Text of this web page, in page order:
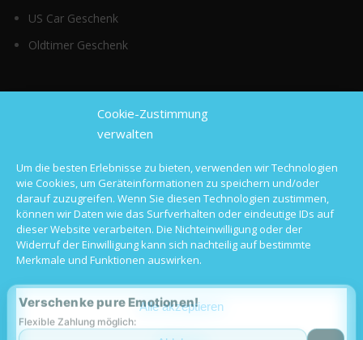
Cookie-Zustimmung
verwalten
Um die besten Erlebnisse zu bieten, verwenden wir Technologien
wie Cookies, um Geräteinformationen zu speichern und/oder
darauf zuzugreifen. Wenn Sie diesen Technologien zustimmen,
können wir Daten wie das Surfverhalten oder eindeutige IDs auf
dieser Website verarbeiten. Die Nichteinwilligung oder der
Widerruf der Einwilligung kann sich nachteilig auf bestimmte
Merkmale und Funktionen auswirken.
Alle akzeptieren
US Car Geschenk
Oldtimer Geschenk
Top Kategorien
Sportwagen mieten
Luxusauto mieten
Hochzeitsauto mieten
Oldtimer mieten
Verschenke pure Emotionen!
Flexible Zahlung möglich: